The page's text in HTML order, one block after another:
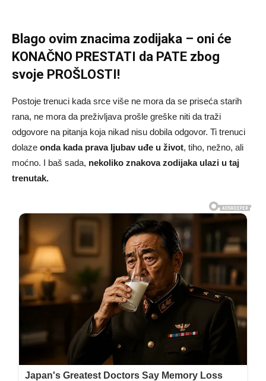
Blago ovim znacima zodijaka – oni će
KONAČNO PRESTATI da PATE zbog
svoje PROŠLOSTI!
Postoje trenuci kada srce više ne mora da se priseća starih
rana, ne mora da preživljava prošle greške niti da traži
odgovore na pitanja koja nikad nisu dobila odgovor. Ti trenuci
dolaze onda kada prava ljubav uđe u život, tiho, nežno, ali
moćno. I baš sada, nekoliko znakova zodijaka ulazi u taj
trenutak.